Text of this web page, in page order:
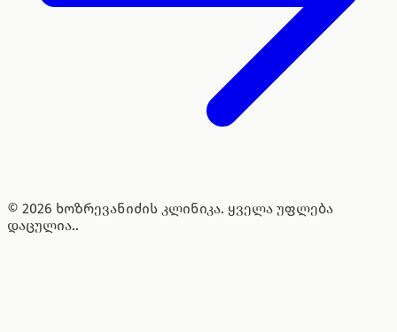
© 2026 ხოზრევანიძის კლინიკა. ყველა უფლება
დაცულია..